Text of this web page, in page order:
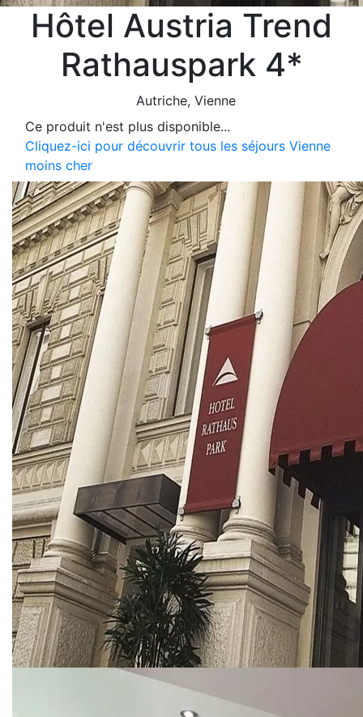
Hôtel Austria Trend
Rathauspark 4*
Autriche, Vienne
Ce produit n'est plus disponible...
Cliquez-ici pour découvrir tous les séjours Vienne
moins cher